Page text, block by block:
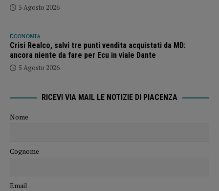
5 Agosto 2026
ECONOMIA
Crisi Realco, salvi tre punti vendita acquistati da MD:
ancora niente da fare per Ecu in viale Dante
5 Agosto 2026
RICEVI VIA MAIL LE NOTIZIE DI PIACENZA
Nome
Cognome
Email